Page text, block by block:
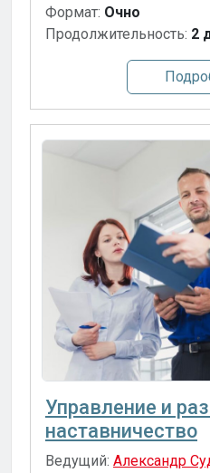
Формат: Очно
Продолжительность: 2
Управление и
наставничество
Ведущий: Александр